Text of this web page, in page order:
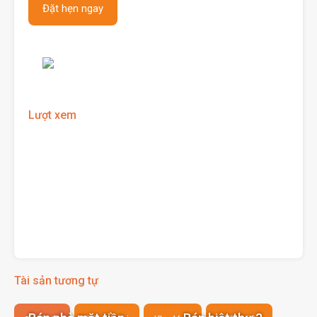
Lượt xem
Tài sản tương tự